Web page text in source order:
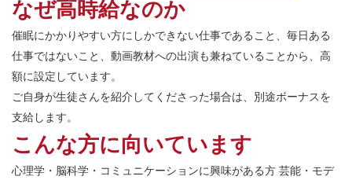
なぜ高時給なのか
催眠にかかりやすい方にしかできない仕事であること、毎日ある
仕事ではないこと、動画教材への出演も兼ねていることから、高
額に設定しています。
ご自身が生徒さんを紹介してくださった場合は、別途ボーナスを
支給します。
こんな方に向いています
心理学・脳科学・コミュニケーションに興味がある方 芸能・モデ